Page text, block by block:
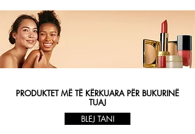
PRODUKTET MË TË KËRKUARA PËR BUKURINË
TUAJ
BLEJ TANI